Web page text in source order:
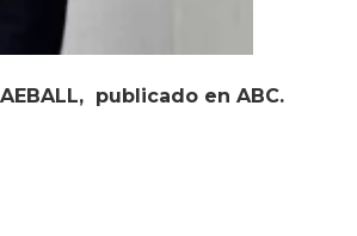
publicado en ABC.